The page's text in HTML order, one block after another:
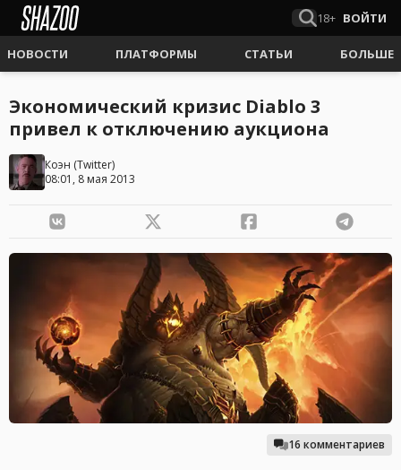
18+ ВОЙТИ
НОВОСТИ ПЛАТФОРМЫ СТАТЬИ БОЛЬШЕ
Экономический кризис Diablo 3
привел к отключению аукциона
Коэн (Twitter)
08:01, 8 мая 2013
16 комментариев